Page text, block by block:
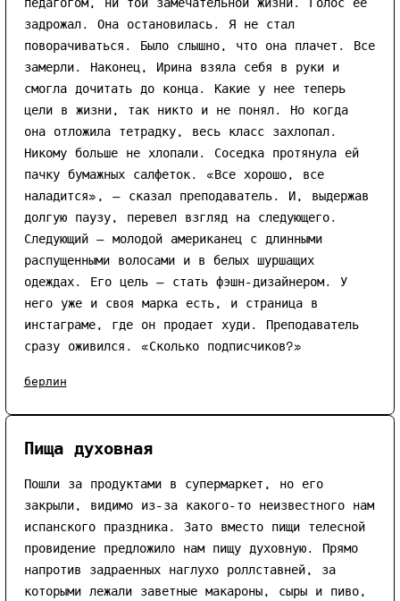
задрожал. Она остановилась. Я не стал
поворачиваться. Было слышно, что она плачет. Все
замерли. Наконец, Ирина взяла себя в руки и
смогла дочитать до конца. Какие у нее теперь
цели в жизни, так никто и не понял. Но когда
она отложила тетрадку, весь класс захлопал.
Никому больше не хлопали. Соседка протянула ей
пачку бумажных салфеток. «Все хорошо, все
наладится», — сказал преподаватель. И, выдержав
долгую паузу, перевел взгляд на следующего.
Следующий — молодой американец с длинными
распущенными волосами и в белых шуршащих
одеждах. Его цель — стать фэшн-дизайнером. У
него уже и своя марка есть, и страница в
инстаграме, где он продает худи. Преподаватель
сразу оживился. «Сколько подписчиков?»
берлин
Пища духовная
Пошли за продуктами в супермаркет, но его
закрыли, видимо из-за какого-то неизвестного нам
испанского праздника. Зато вместо пищи телесной
провидение предложило нам пищу духовную. Прямо
напротив задраенных наглухо роллставней, за
которыми лежали заветные макароны, сыры и пиво,